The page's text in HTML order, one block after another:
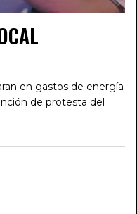
en gastos de energía
de protesta del